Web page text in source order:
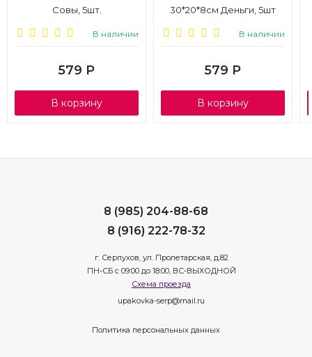
Совы, 5шт.
В наличии
579 Р
В корзину
30*20*8см Деньги, 5шт
В наличии
579 Р
В корзину
8 (985) 204-88-68
8 (916) 222-78-32
г. Серпухов, ул. Пролетарская, д.82
ПН-СБ с 09:00 до 18:00, ВС-ВЫХОДНОЙ
Схема проезда
upakovka-serp@mail.ru
Политика персональных данных